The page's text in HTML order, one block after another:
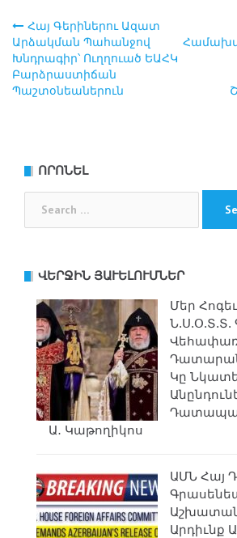
Post
navigation
Հայ Գերիներու Ազատ
Արձակման Պահանջով
Խնդրագիր՝ Ուղղուած ԵԱՀԿ
Բարձրաստիճան
Պաշտօնեաներուն
ՈՐՈՆԵԼ
ՎԵՐՋԻՆ ՅԱՒԵԼՈՒՄՆԵՐ
Մեր
Ն.Ս.Օ.Տ.Տ.
Դատարան
Կը
Ա․ Կաթողիկոս
ԱՄՆ Հայ
Արդիւնք